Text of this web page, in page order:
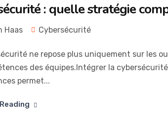
: quelle stratégie
Haas Cybersécurité
ne repose plus uniquement sur les
des équipes.Intégrer la
permet...